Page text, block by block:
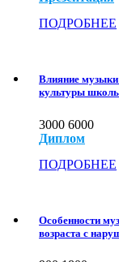
ПОДРОБНЕЕ
Влияние
культуры
3000 6000
Диплом
ПОДРОБНЕЕ
Особенности
возраста с